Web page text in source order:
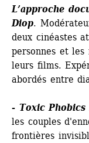
L’approche
Diop.
deux cinéastes
personnes et
leurs films.
abordés entre
- Toxic
les couples
frontières